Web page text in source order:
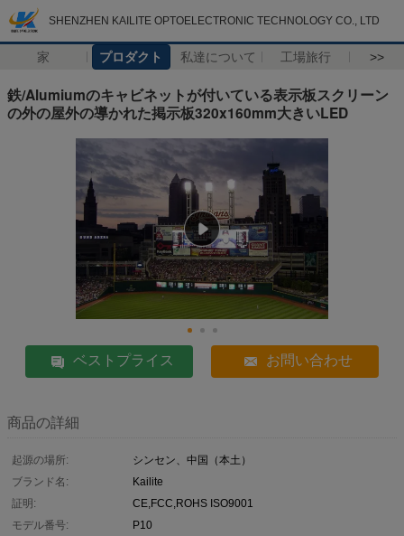
SHENZHEN KAILITE OPTOELECTRONIC TECHNOLOGY CO., LTD
家 プロダクト 私達について 工場旅行 >>
鉄/Alumiumのキャビネットが付いている表示板スクリーン
の外の屋外の導かれた掲示板320x160mm大きいLED
ベストプライス お問い合わせ
商品の詳細
起源の場所:
シンセン、中国（本土）
ブランド名:
Kailite
証明:
CE,FCC,ROHS ISO9001
モデル番号:
P10